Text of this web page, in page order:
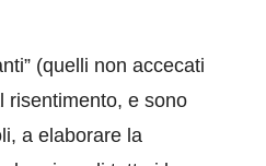
(quelli non accecati
risentimento, e sono
a elaborare la